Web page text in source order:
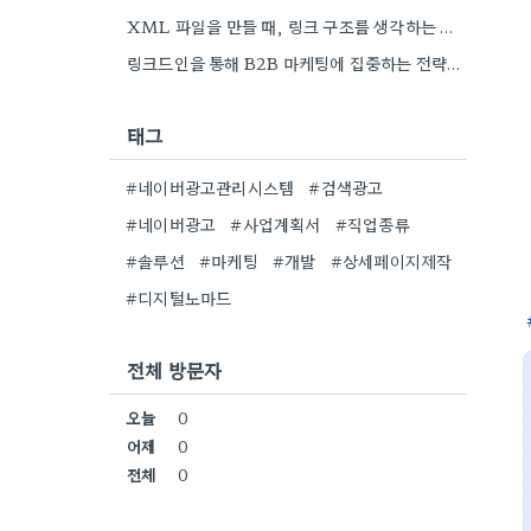
XML 파일을 만들 때, 링크 구조를 생각하는 게 중요하더라고요. 특히 페이지 간 연결을 잘 짜는…
링크드인을 통해 B2B 마케팅에 집중하는 전략이 특히 흥미로워요. 저희 회사도 유사한 솔루션을 제공하다 보니, 네트워크…
태그
#네이버광고관리시스템
#검색광고
#네이버광고
#사업계획서
#직업종류
#솔루션
#마케팅 #개발
#상세페이지제작
#디지털노마드
전체 방문자
오늘
0
어제
0
전체
0